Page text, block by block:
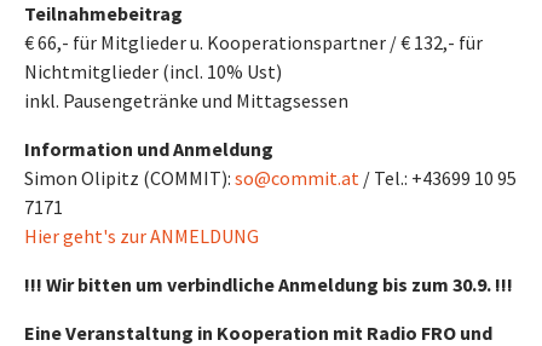
Teilnahmebeitrag
€ 66,- für Mitglieder u. Kooperationspartner / € 132,- für
Nichtmitglieder (incl. 10% Ust)
inkl. Pausengetränke und Mittagsessen
Information und Anmeldung
Simon Olipitz (COMMIT): so@commit.at / Tel.: +43699 10 95
7171
Hier geht's zur ANMELDUNG
!!! Wir bitten um verbindliche Anmeldung bis zum 30.9. !!!
Eine Veranstaltung in Kooperation mit Radio FRO und